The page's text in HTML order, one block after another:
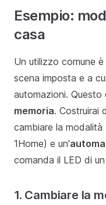
Esempio:
casa
Un utilizzo comune
scena imposta e a
automazioni. Questo
memoria. Costruirai
cambiare la
1Home) e un'
comanda il LED di
1. Cambiare la